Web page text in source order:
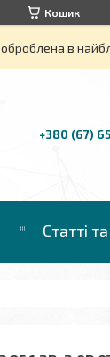
Кошик
оброблена в
+380 (67)
Статті